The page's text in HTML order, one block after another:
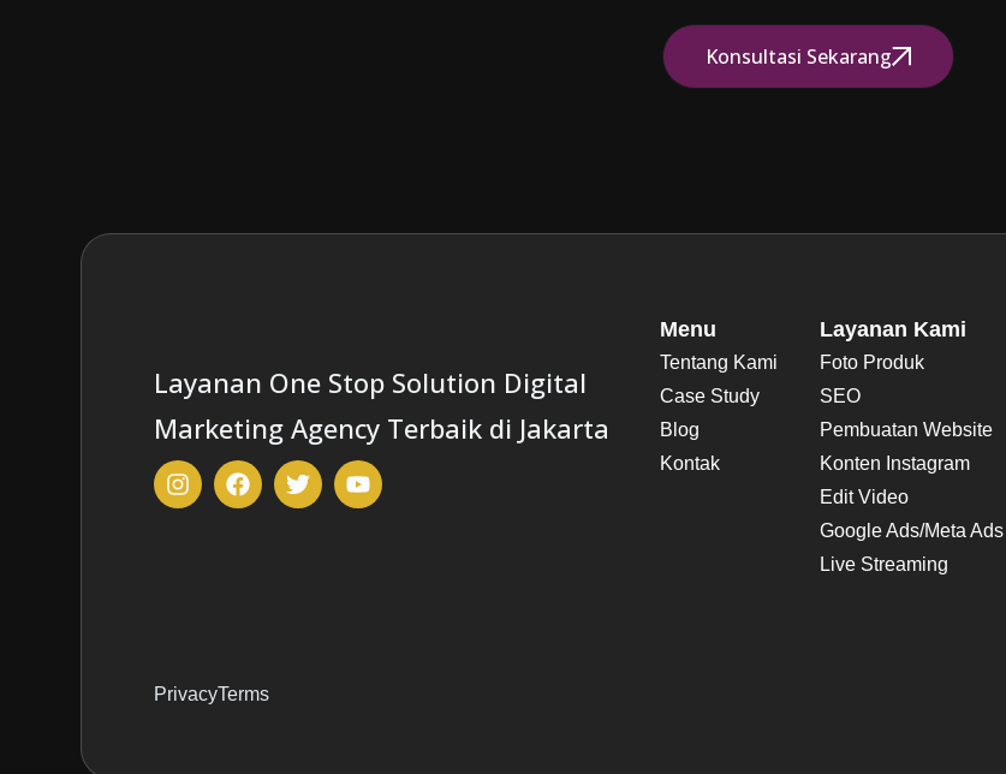
Konsultasi Sekarang
Layanan One Stop Solution Digital
Marketing Agency Terbaik di Jakarta
Menu
Tentang Kami
Case Study
Blog
Kontak
Layanan Kami
Foto Produk
SEO
Pembuatan Website
Konten Instagram
Edit Video
Google Ads/Meta Ads
Live Streaming
PrivacyTerms